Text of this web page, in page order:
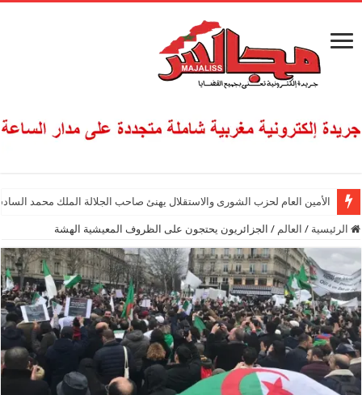
الأمين العام لحزب الشورى والاستقلال يهنئ صاحب الجلالة الملك محمد
الرئيسية / العالم / الجزائريون يحتجون على الظروف المعيشية الهشة